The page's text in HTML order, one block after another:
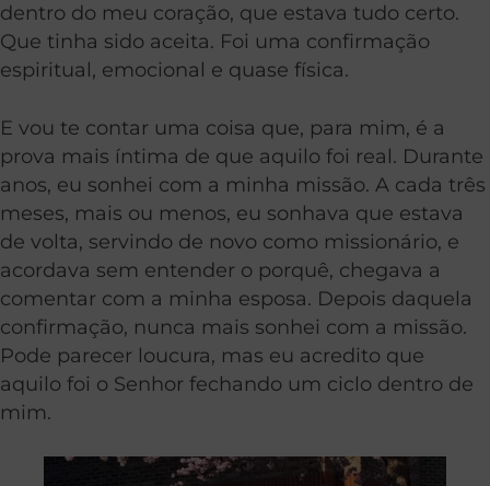
dentro do meu coração, que estava tudo certo.
Que tinha sido aceita. Foi uma confirmação
espiritual, emocional e quase física.
E vou te contar uma coisa que, para mim, é a
prova mais íntima de que aquilo foi real. Durante
anos, eu sonhei com a minha missão. A cada três
meses, mais ou menos, eu sonhava que estava
de volta, servindo de novo como missionário, e
acordava sem entender o porquê, chegava a
comentar com a minha esposa. Depois daquela
confirmação, nunca mais sonhei com a missão.
Pode parecer loucura, mas eu acredito que
aquilo foi o Senhor fechando um ciclo dentro de
mim.